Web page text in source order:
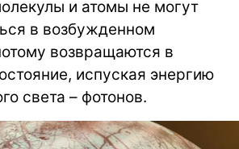
и атомы не могут
в возбужденном
возвращаются в
испуская энергию
света – фотонов.